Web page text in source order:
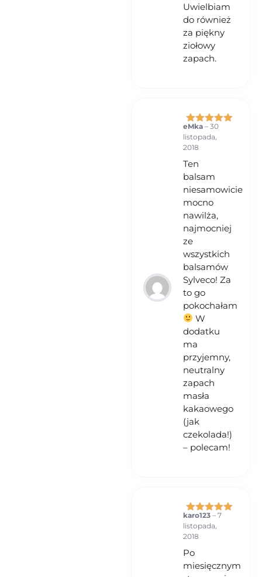
Uwielbiam
do również
za piękny
ziołowy
zapach.
Oceniono
na 5
eMka – 30
listopada,
2018
Ten
balsam
niesamowicie
mocno
nawilża,
najmocniej
ze
wszystkich
balsamów
Sylveco! Za
to go
pokochałam
W
dodatku
ma
przyjemny,
neutralny
zapach
masła
kakaowego
(jak
czekolada!)
– polecam!
Oceniono
na 5
karo123 – 7
listopada,
2018
Po
miesięcznym